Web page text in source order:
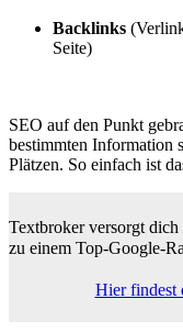
Backlinks
Seite)
SEO auf den Punkt
bestimmten Information
Plätzen. So einfach ist
Textbroker versorgt
zu einem Top-Google-
Hier findest